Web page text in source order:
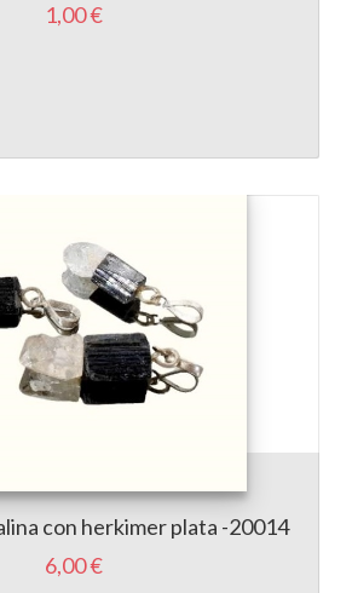
1,00 €
con herkimer plata -20014
6,00 €